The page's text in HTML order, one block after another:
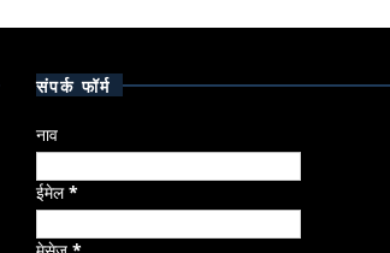
संपर्क फॉर्म
नाव
ईमेल*